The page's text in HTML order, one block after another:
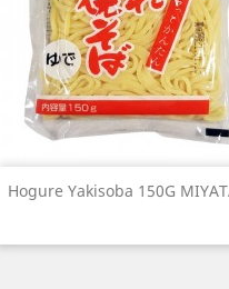
Hogure Yakisoba 150G